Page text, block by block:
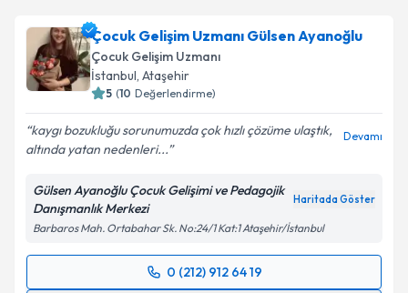
Çocuk Gelişim Uzmanı Gülsen Ayanoğlu
Çocuk Gelişim Uzmanı
İstanbul, Ataşehir
5 (10 Değerlendirme)
kaygı bozukluğu sorunumuzda çok hızlı çözüme ulaştık,
altında yatan nedenleri...
Devamı
Gülsen Ayanoğlu Çocuk Gelişimi ve Pedagojik
Danışmanlık Merkezi
Haritada Göster
Barbaros Mah. Ortabahar Sk. No:24/1 Kat:1 Ataşehir/İstanbul
0 (212) 912 64 19
Randevu Takvimi Talebi